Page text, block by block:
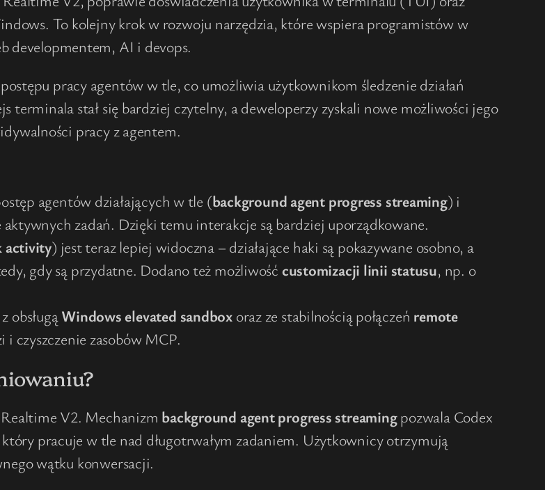
To kolejny krok w rozwoju narzędzia, które wspiera programistów w
developmentem, AI i devops.
pracy agentów w tle, co umożliwia użytkownikom śledzenie działań
stał się bardziej czytelny, a deweloperzy zyskali nowe możliwości jego
pracy z agentem.
agentów działających w tle (background agent progress streaming) i
zadań. Dzięki temu interakcje są bardziej uporządkowane.
activity) jest teraz lepiej widoczna – działające haki są pokazywane osobno, a
gdy są przydatne. Dodano też możliwość customizacji linii statusu, np. o
obsługą Windows elevated sandboxoraz ze stabilnością połączeń remote
czyszczenie zasobów MCP.
V2. Mechanizm background agent progress streamingpozwala Codex
pracuje w tle nad długotrwałym zadaniem. Użytkownicy otrzymują
wątku konwersacji.